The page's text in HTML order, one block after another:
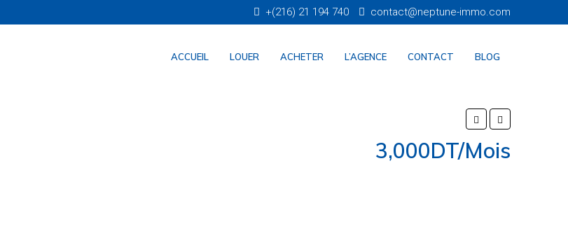
+(216) 21 194 740 contact@neptune-immo.com
ACCUEIL LOUER ACHETER L’AGENCE CONTACT BLOG
3,000DT/Mois